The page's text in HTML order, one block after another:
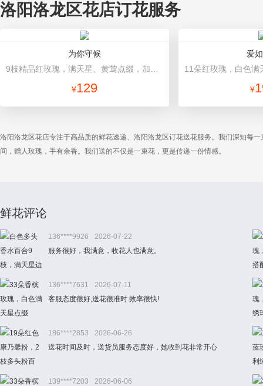
洛阳洛龙区花店订花服务
为你守候
¥129
爱
¥
洛阳洛龙区花店专注于高品质的鲜花速递、洛阳洛龙区订花送花服务。我们深知每
间，赠人玫瑰，手有余香。我们送的不仅是一束花，更是传递一份情感。
鲜花评论
136****9926
2026-07-22
服务很好，我满意，收花人也满意。
136****7631
2026-07-11
客服态度很好,送花很准时.效率很快!
186****2853
2026-06-26
送花时间及时，送货员服务态度好，她收到花非常开心
139****7203
2026-06-06